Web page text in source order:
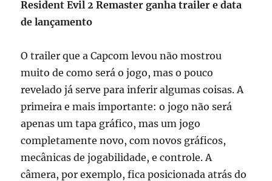
Resident Evil 2 Remaster ganha trailer e data
de lançamento
O trailer que a Capcom levou não mostrou
muito de como será o jogo, mas o pouco
revelado já serve para inferir algumas coisas. A
primeira e mais importante: o jogo não será
apenas um tapa gráfico, mas um jogo
completamente novo, com novos gráficos,
mecânicas de jogabilidade, e controle. A
câmera, por exemplo, fica posicionada atrás do